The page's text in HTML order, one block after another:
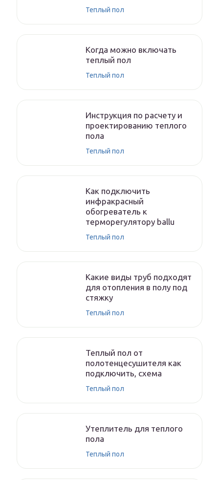
Теплый пол
Когда можно включать
теплый пол
Теплый пол
Инструкция по расчету и
проектированию теплого
пола
Теплый пол
Как подключить
инфракрасный
обогреватель к
терморегулятору ballu
Теплый пол
Какие виды труб подходят
для отопления в полу под
стяжку
Теплый пол
Теплый пол от
полотенцесушителя как
подключить, схема
Теплый пол
Утеплитель для теплого
пола
Теплый пол